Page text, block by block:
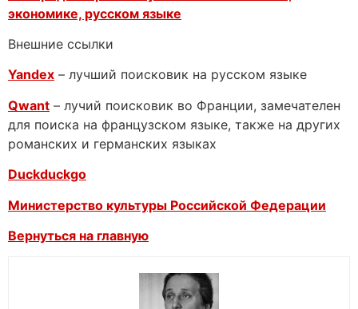
экономике, русском языке
Внешние ссылки
Yandex – лучший поисковик на русском языке
Qwant – лучий поисковик во Франции, замечателен
для поиска на французском языке, также на других
романских и германских языках
Duckduckgo
Министерство культуры Российской Федерации
Вернуться на главную